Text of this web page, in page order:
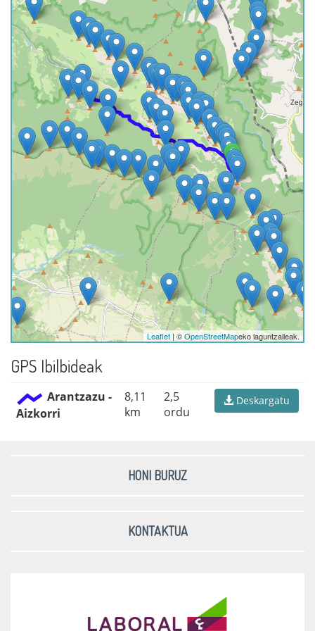
Leaflet | ©OpenStreetMapeko laguntzaileak.
GPS Ibilbideak
Arantzazu -
Aizkorri
8,11
km
2,5
ordu
Deskargatu
HONI BURUZ
KONTAKTUA